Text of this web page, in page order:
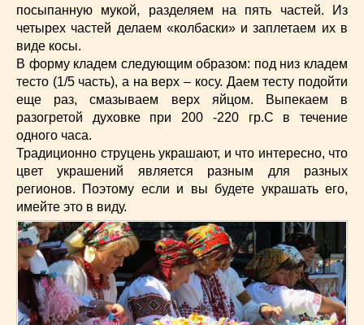
посыпанную мукой, разделяем на пять частей. Из
четырех частей делаем «колбаски» и заплетаем их в
виде косы.
В форму кладем следующим образом: под низ кладем
тесто (1/5 часть), а на верх – косу. Даем тесту подойти
еще раз, смазываем верх яйцом. Выпекаем в
разогретой духовке при 200 -220 гр.С в течение
одного часа.
Традиционно струцень украшают, и что интересно, что
цвет украшений является разным для разных
регионов. Поэтому если и вы будете украшать его,
имейте это в виду.